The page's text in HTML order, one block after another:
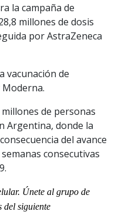
la campaña de
millones de dosis
por AstraZeneca
vacunación de
Moderna.
de personas
Argentina, donde la
del avance
consecutivas
Únete al grupo de
del siguiente